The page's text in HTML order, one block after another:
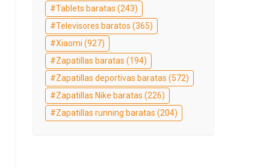
Tablets baratas (243)
Televisores baratos (365)
Xiaomi (927)
Zapatillas baratas (194)
Zapatillas deportivas baratas (572)
Zapatillas Nike baratas (226)
Zapatillas running baratas (204)